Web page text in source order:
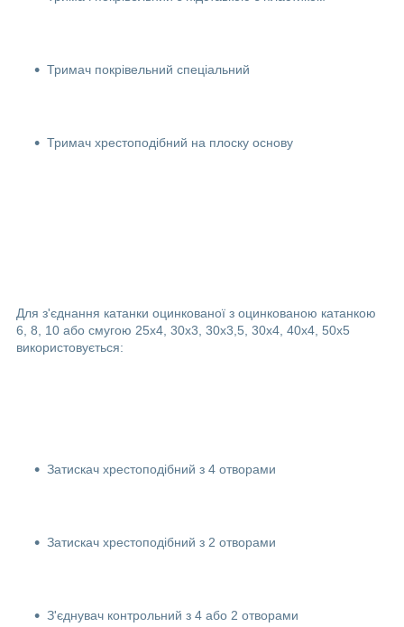
Тримач покрівельний спеціальний
Тримач хрестоподібний на плоску основу
Для з'єднання катанки оцинкованої з оцинкованою катанкою
6, 8, 10 або смугою 25х4, 30х3, 30х3,5, 30х4, 40х4, 50х5
використовується:
Затискач хрестоподібний з 4 отворами
Затискач хрестоподібний з 2 отворами
З'єднувач контрольний з 4 або 2 отворами